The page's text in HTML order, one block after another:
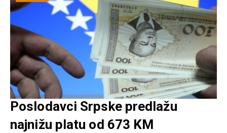
Poslodavci Srpske predlažu
najnižu platu od 673 KM